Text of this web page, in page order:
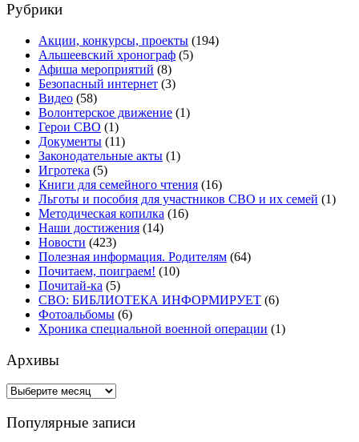
Рубрики
Акции, конкурсы, проекты (194)
Альшеевский хронограф (5)
Афиша мероприятий (8)
Безопасный интернет (3)
Видео (58)
Волонтерское движение (1)
Герои СВО (1)
Документы (11)
Законодательные акты (1)
Игротека (5)
Книги для семейного чтения (16)
Льготы и пособия для участников СВО и их семей (1)
Методическая копилка (16)
Наши достижения (14)
Новости (423)
Полезная информация. Родителям (64)
Почитаем, поиграем! (10)
Почитай-ка (5)
СВО: БИБЛИОТЕКА ИНФОРМИРУЕТ (6)
Фотоальбомы (6)
Хроника специальной военной операции (1)
Архивы
Архивы
Популярные записи